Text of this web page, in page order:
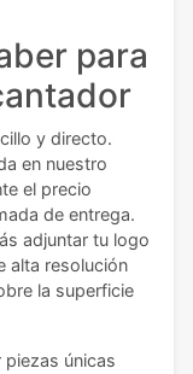
para
y directo.
en nuestro
el precio
de entrega.
adjuntar tu logo
alta resolución
la superficie
únicas